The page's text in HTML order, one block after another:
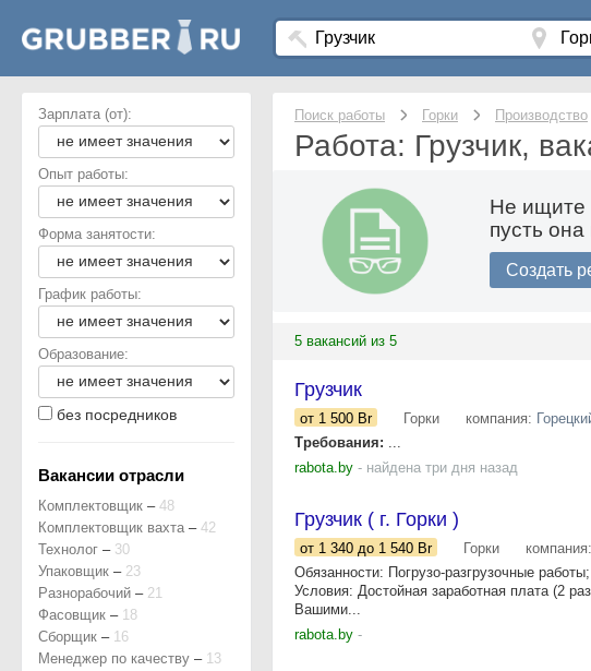
Поиск работы Горки Производство
Работа: Грузчик,
Не ищите
пусть она
Создать
5 вакансий из 5
Грузчик
от 1 500 Br Горки компания:
Требования: ...
rabota.by - найдена три дня назад
Грузчик ( г. Горки )
от 1 340 до 1 540 Br Горки компания:
Обязанности: Погрузо-разгрузочные
Условия: Достойная заработная плата (2
Вашими...
rabota.by -
Зарплата (от):
Опыт работы:
Форма занятости:
График работы:
Образование:
без посредников
Вакансии отрасли
Комплектовщик – 48
Комплектовщик вахта – 42
Технолог – 30
Упаковщик – 23
Разнорабочий – 21
Фасовщик – 18
Сборщик – 16
Менеджер по качеству – 13